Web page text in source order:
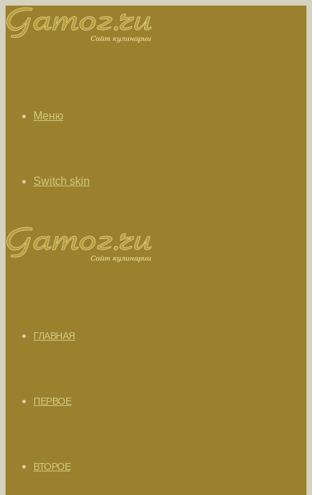
Меню
Switch skin
ГЛАВНАЯ
ПЕРВОЕ
ВТОРОЕ